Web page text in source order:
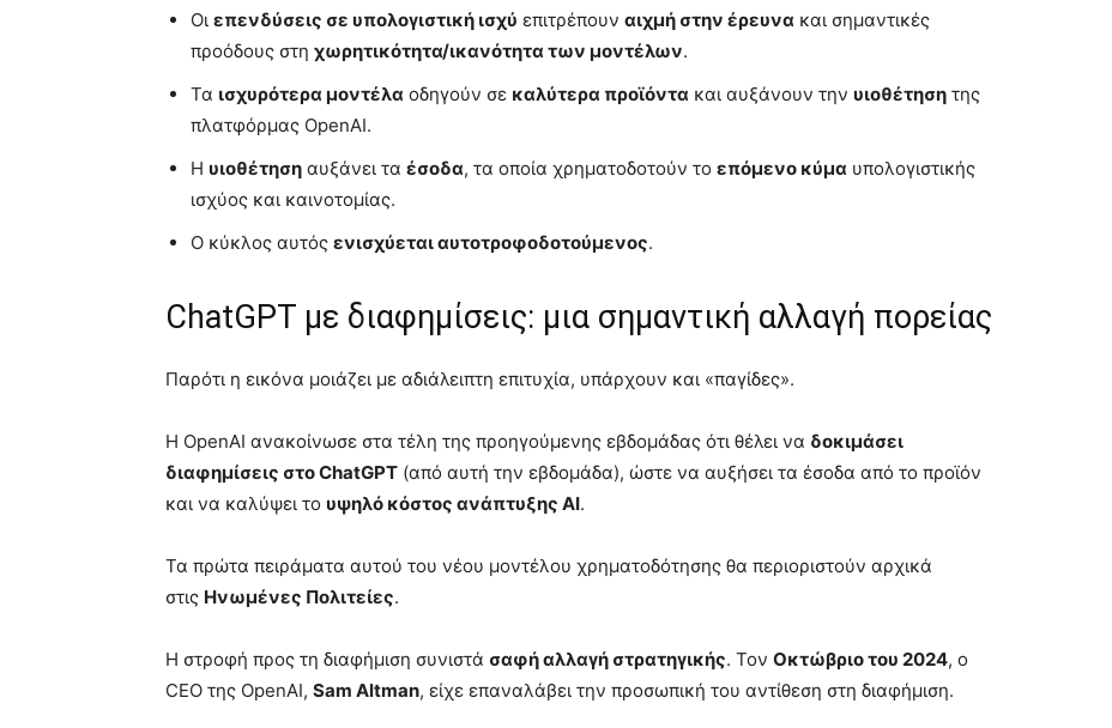
Οι επενδύσεις σε υπολογιστική ισχύ επιτρέπουν αιχμή στην έρευνα και σημαντικές
προόδους στη χωρητικότητα/ικανότητα των μοντέλων.
Τα ισχυρότερα μοντέλα οδηγούν σε καλύτερα προϊόντα και αυξάνουν την υιοθέτηση της
πλατφόρμας OpenAI.
Η υιοθέτηση αυξάνει τα έσοδα, τα οποία χρηματοδοτούν το επόμενο κύμα υπολογιστικής
ισχύος και καινοτομίας.
Ο κύκλος αυτός ενισχύεται αυτοτροφοδοτούμενος.
ChatGPT με διαφημίσεις: μια σημαντική αλλαγή πορείας
Παρότι η εικόνα μοιάζει με αδιάλειπτη επιτυχία, υπάρχουν και «παγίδες».
Η OpenAI ανακοίνωσε στα τέλη της προηγούμενης εβδομάδας ότι θέλει να δοκιμάσει
διαφημίσεις στο ChatGPT (από αυτή την εβδομάδα), ώστε να αυξήσει τα έσοδα από το προϊόν
και να καλύψει το υψηλό κόστος ανάπτυξης AI.
Τα πρώτα πειράματα αυτού του νέου μοντέλου χρηματοδότησης θα περιοριστούν αρχικά
στις Ηνωμένες Πολιτείες.
Η στροφή προς τη διαφήμιση συνιστά σαφή αλλαγή στρατηγικής. Τον Οκτώβριο του 2024, ο
CEO της OpenAI, Sam Altman, είχε επαναλάβει την προσωπική του αντίθεση στη διαφήμιση.